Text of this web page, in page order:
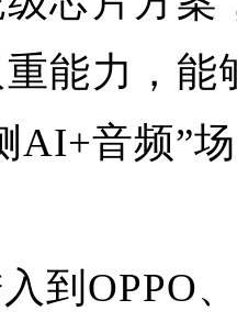
能力，
AI+音频”
到OPPO